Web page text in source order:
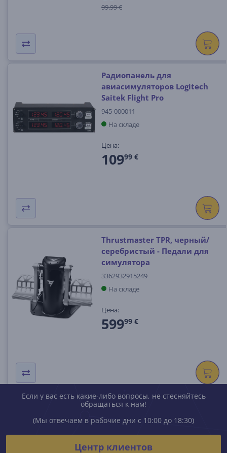
99.99 €
Радиопанель для
авиасимуляторов Logitech
Saitek Flight Pro
945-000011
На складе
Цена:
10999 €
Thrustmaster TPR, черный/
серебристый - Педали для
симулятора
3362932915249
На складе
Цена:
59999 €
Если у вас есть какие-либо вопросы, не стесняйтесь
обращаться к нам!
(Мы отвечаем в рабочие дни с 10:00 до 18:30)
Центр клиентов